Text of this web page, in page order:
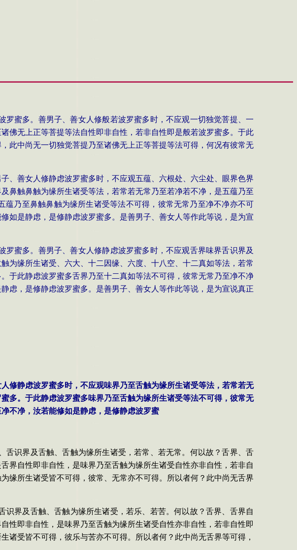
蜜多。善男子、善女人修般若波罗蜜多时，不应观一切独觉菩提、一
佛无上正等菩提等法自性即非自性，若非自性即是般若波罗蜜多。于此
此中尚无一切独觉菩提乃至诸佛无上正等菩提等法可得，何况有彼常无
、善女人修静虑波罗蜜多时，不应观五蕴、六根处、六尘处、眼界色界
鼻触鼻触为缘所生诸受等法，若常若无常乃至若净若不净，是五蕴乃至
乃至鼻触鼻触为缘所生诸受等法不可得，彼常无常乃至净不净亦不可
如是静虑，是修静虑波罗蜜多。是善男子、善女人等作此等说，是为宣
蜜多。善男子、善女人修静虑波罗蜜多时，不应观舌界味界舌识界及
为缘所生诸受、六大、十二因缘、六度、十八空、十二真如等法，若常
于此静虑波罗蜜多舌界乃至十二真如等法不可得，彼常无常乃至净不净
虑，是修静虑波罗蜜多。是善男子、善女人等作此等说，是为宣说真正
修静虑波罗蜜多时，不应观味界乃至舌触为缘所生诸受等法，若常若无
多。于此静虑波罗蜜多味界乃至舌触为缘所生诸受等法不可得，彼常无
不净，汝若能修如是静虑，是修静虑波罗蜜
识界及舌触、舌触为缘所生诸受，若常、若无常。何以故？舌界、舌
界自性即非自性，是味界乃至舌触为缘所生诸受自性亦非自性，若非自
缘所生诸受皆不可得，彼常、无常亦不可得。所以者何？此中尚无舌界
界及舌触、舌触为缘所生诸受，若乐、若苦。何以故？舌界、舌界自
性即非自性，是味界乃至舌触为缘所生诸受自性亦非自性，若非自性即
诸受皆不可得，彼乐与苦亦不可得。所以者何？此中尚无舌界等可得，